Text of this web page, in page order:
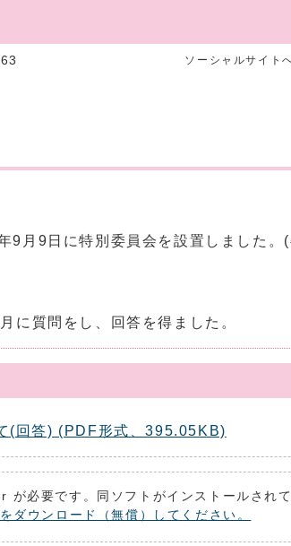
ソーシャルサイト
9月9日に特別委員会を設置しました。
に質問をし、回答を得ました。
(回答) (PDF形式、395.05KB)
必要です。同ソフトがインストールされて
ウンロード（無償）してください。